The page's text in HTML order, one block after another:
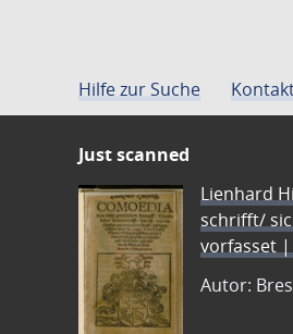
Hilfe zur Suche
Just scanned
Lienhard
schrifft/
vorfasset
Autor: